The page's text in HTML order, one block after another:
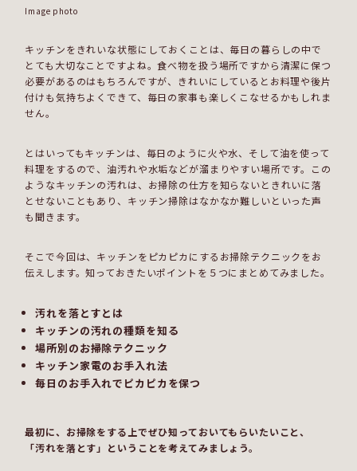
Image photo
キッチンをきれいな状態にしておくことは、毎日の暮らしの中で
とても大切なことですよね。食べ物を扱う場所ですから清潔に保つ
必要があるのはもちろんですが、きれいにしているとお料理や後片
付けも気持ちよくできて、毎日の家事も楽しくこなせるかもしれま
せん。
とはいってもキッチンは、毎日のように火や水、そして油を使って
料理をするので、油汚れや水垢などが溜まりやすい場所です。この
ようなキッチンの汚れは、お掃除の仕方を知らないときれいに落
とせないこともあり、キッチン掃除はなかなか難しいといった声
も聞きます。
そこで今回は、キッチンをピカピカにするお掃除テクニックをお
伝えします。知っておきたいポイントを５つにまとめてみました。
汚れを落とすとは
キッチンの汚れの種類を知る
場所別のお掃除テクニック
キッチン家電のお手入れ法
毎日のお手入れでピカピカを保つ
最初に、お掃除をする上でぜひ知っておいてもらいたいこと、
「汚れを落とす」ということを考えてみましょう。